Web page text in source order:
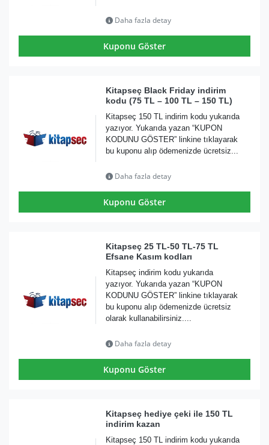
Daha fazla detay
Kuponu Göster
Kitapseç Black Friday indirim
kodu (75 TL – 100 TL – 150 TL)
Kitapseç 150 TL indirim kodu yukarıda
yazıyor. Yukarıda yazan “KUPON
KODUNU GÖSTER” linkine tıklayarak
bu kuponu alıp ödemenizde ücretsiz...
Daha fazla detay
Kuponu Göster
Kitapseç 25 TL-50 TL-75 TL
Efsane Kasım kodları
Kitapseç indirim kodu yukarıda
yazıyor. Yukarıda yazan “KUPON
KODUNU GÖSTER” linkine tıklayarak
bu kuponu alıp ödemenizde ücretsiz
olarak kullanabilirsiniz....
Daha fazla detay
Kuponu Göster
Kitapseç hediye çeki ile 150 TL
indirim kazan
Kitapseç 150 TL indirim kodu yukarıda